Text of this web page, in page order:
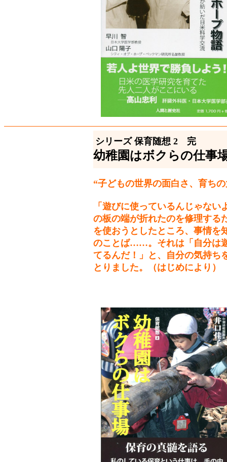
シリーズ 保育随想 2 完
幼稚園はボクらの仕事
“子どもの世界の面白さ、育ち
「遊びに使っているんじゃな
の板の端が折れたのを修理する
を使おうとしたところ、事情を
のことば……。それは「自分は
てるんだ！」と、自分の気持ち
とりました。（はじめにより）